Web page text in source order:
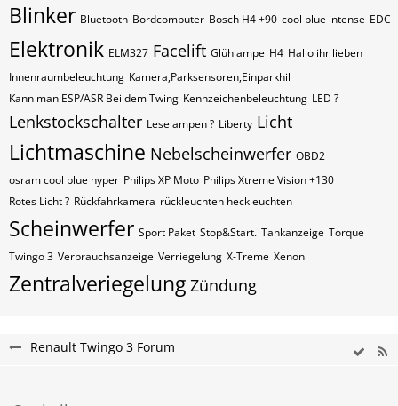
Blinker Bluetooth Bordcomputer Bosch H4 +90 cool blue intense EDC
Elektronik ELM327 Facelift Glühlampe H4 Hallo ihr lieben
Innenraumbeleuchtung Kamera,Parksensoren,Einparkhil
Kann man ESP/ASR Bei dem Twing Kennzeichenbeleuchtung LED ?
Lenkstockschalter Leselampen ? Liberty Licht
Lichtmaschine Nebelscheinwerfer OBD2
osram cool blue hyper Philips XP Moto Philips Xtreme Vision +130
Rotes Licht ? Rückfahrkamera rückleuchten heckleuchten
Scheinwerfer Sport Paket Stop&Start. Tankanzeige Torque
Twingo 3 Verbrauchsanzeige Verriegelung X-Treme Xenon
Zentralveriegelung Zündung
Renault Twingo 3 Forum